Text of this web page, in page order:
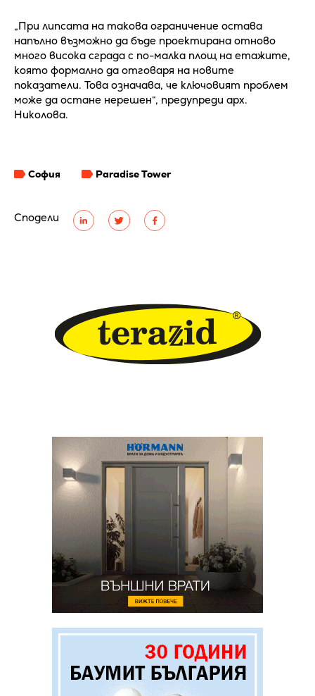
Сподели
„При липсата на такова ограничение остава
напълно възможно да бъде проектирана отново
много висока сграда с по-малка площ на етажите,
която формално да отговаря на новите
показатели. Това означава, че ключовият проблем
може да остане нерешен“, предупреди арх.
Николова.
София Paradise Tower